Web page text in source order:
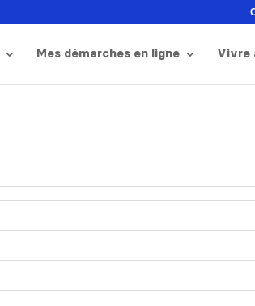
Mes démarches en ligne Vivre